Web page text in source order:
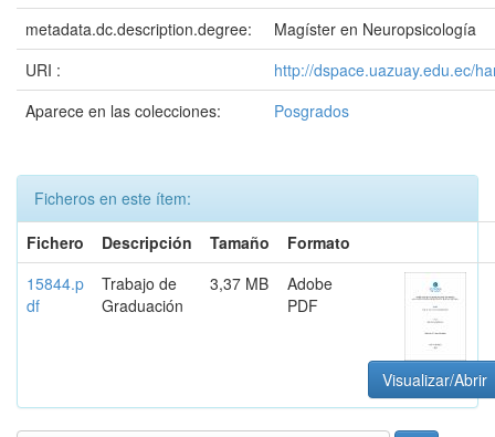
metadata.dc.description.degree:
Magíster en Neuropsicología
URI :
http://dspace.uazuay.edu.ec/
Aparece en las colecciones:
Posgrados
Ficheros en este ítem:
Fichero
Descripción Tamaño
Formato
15844.p
df
Trabajo de
Graduación
3,37 MB
Adobe
PDF
Visualizar/Abrir